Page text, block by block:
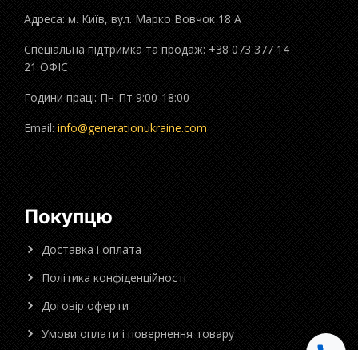
Адреса: м. Київ, вул. Марко Вовчок 18 А
Спеціальна підтримка та продаж: +38 073 377 14
21 ОФІС
Години праці: Пн-Пт 9:00-18:00
Email: info@generationukraine.com
Покупцю
Доставка і оплата
Політика конфіденційності
Договір оферти
Умови оплати і повернення товару